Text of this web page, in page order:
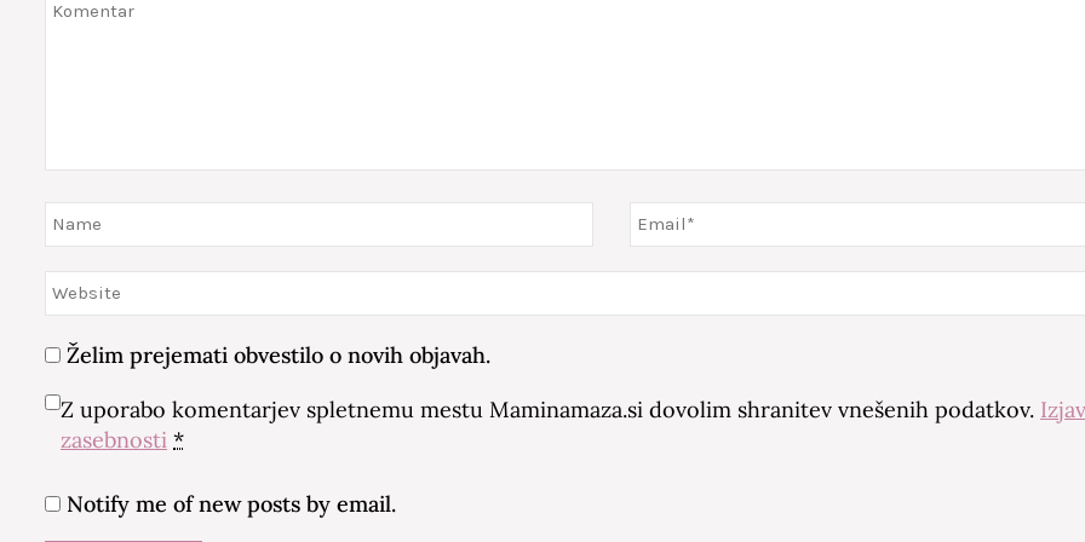
Želim prejemati obvestilo o novih objavah.
Z uporabo komentarjev spletnemu mestu Maminamaza.si dovolim shranitev vnešenih podatkov.
zasebnosti *
Notify me of new posts by email.